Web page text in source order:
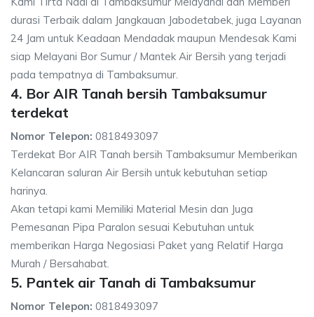
durasi Terbaik dalam Jangkauan Jabodetabek, juga Layanan
24 Jam untuk Keadaan Mendadak maupun Mendesak Kami
siap Melayani Bor Sumur / Mantek Air Bersih yang terjadi
pada tempatnya di Tambaksumur.
4. Bor AIR Tanah bersih Tambaksumur
terdekat
Nomor Telepon: 0818493097
Terdekat Bor AIR Tanah bersih Tambaksumur Memberikan
Kelancaran saluran Air Bersih untuk kebutuhan setiap
harinya.
Akan tetapi kami Memiliki Material Mesin dan Juga
Pemesanan Pipa Paralon sesuai Kebutuhan untuk
memberikan Harga Negosiasi Paket yang Relatif Harga
Murah / Bersahabat.
5. Pantek air Tanah di Tambaksumur
Nomor Telepon: 0818493097